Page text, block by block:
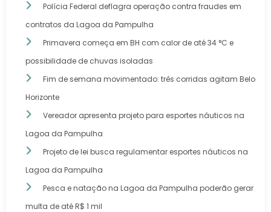
Polícia Federal deflagra operação contra fraudes em
contratos da Lagoa da Pampulha
Primavera começa em BH com calor de até 34 °C e
possibilidade de chuvas isoladas
Fim de semana movimentado: três corridas agitam Belo
Horizonte
Vereador apresenta projeto para esportes náuticos na
Lagoa da Pampulha
Projeto de lei busca regulamentar esportes náuticos na
Lagoa da Pampulha
Pesca e natação na Lagoa da Pampulha poderão gerar
multa de até R$ 1 mil